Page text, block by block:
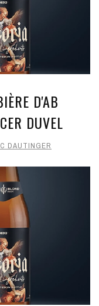
D'AB
DUVEL
DAUTINGER